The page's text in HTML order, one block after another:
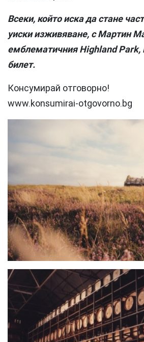
Всеки, който иска да стане
уиски изживяване, с Мартин
емблематичния Highland
билет.
Консумирай отговорно!
www.konsumirai-otgovorno.bg